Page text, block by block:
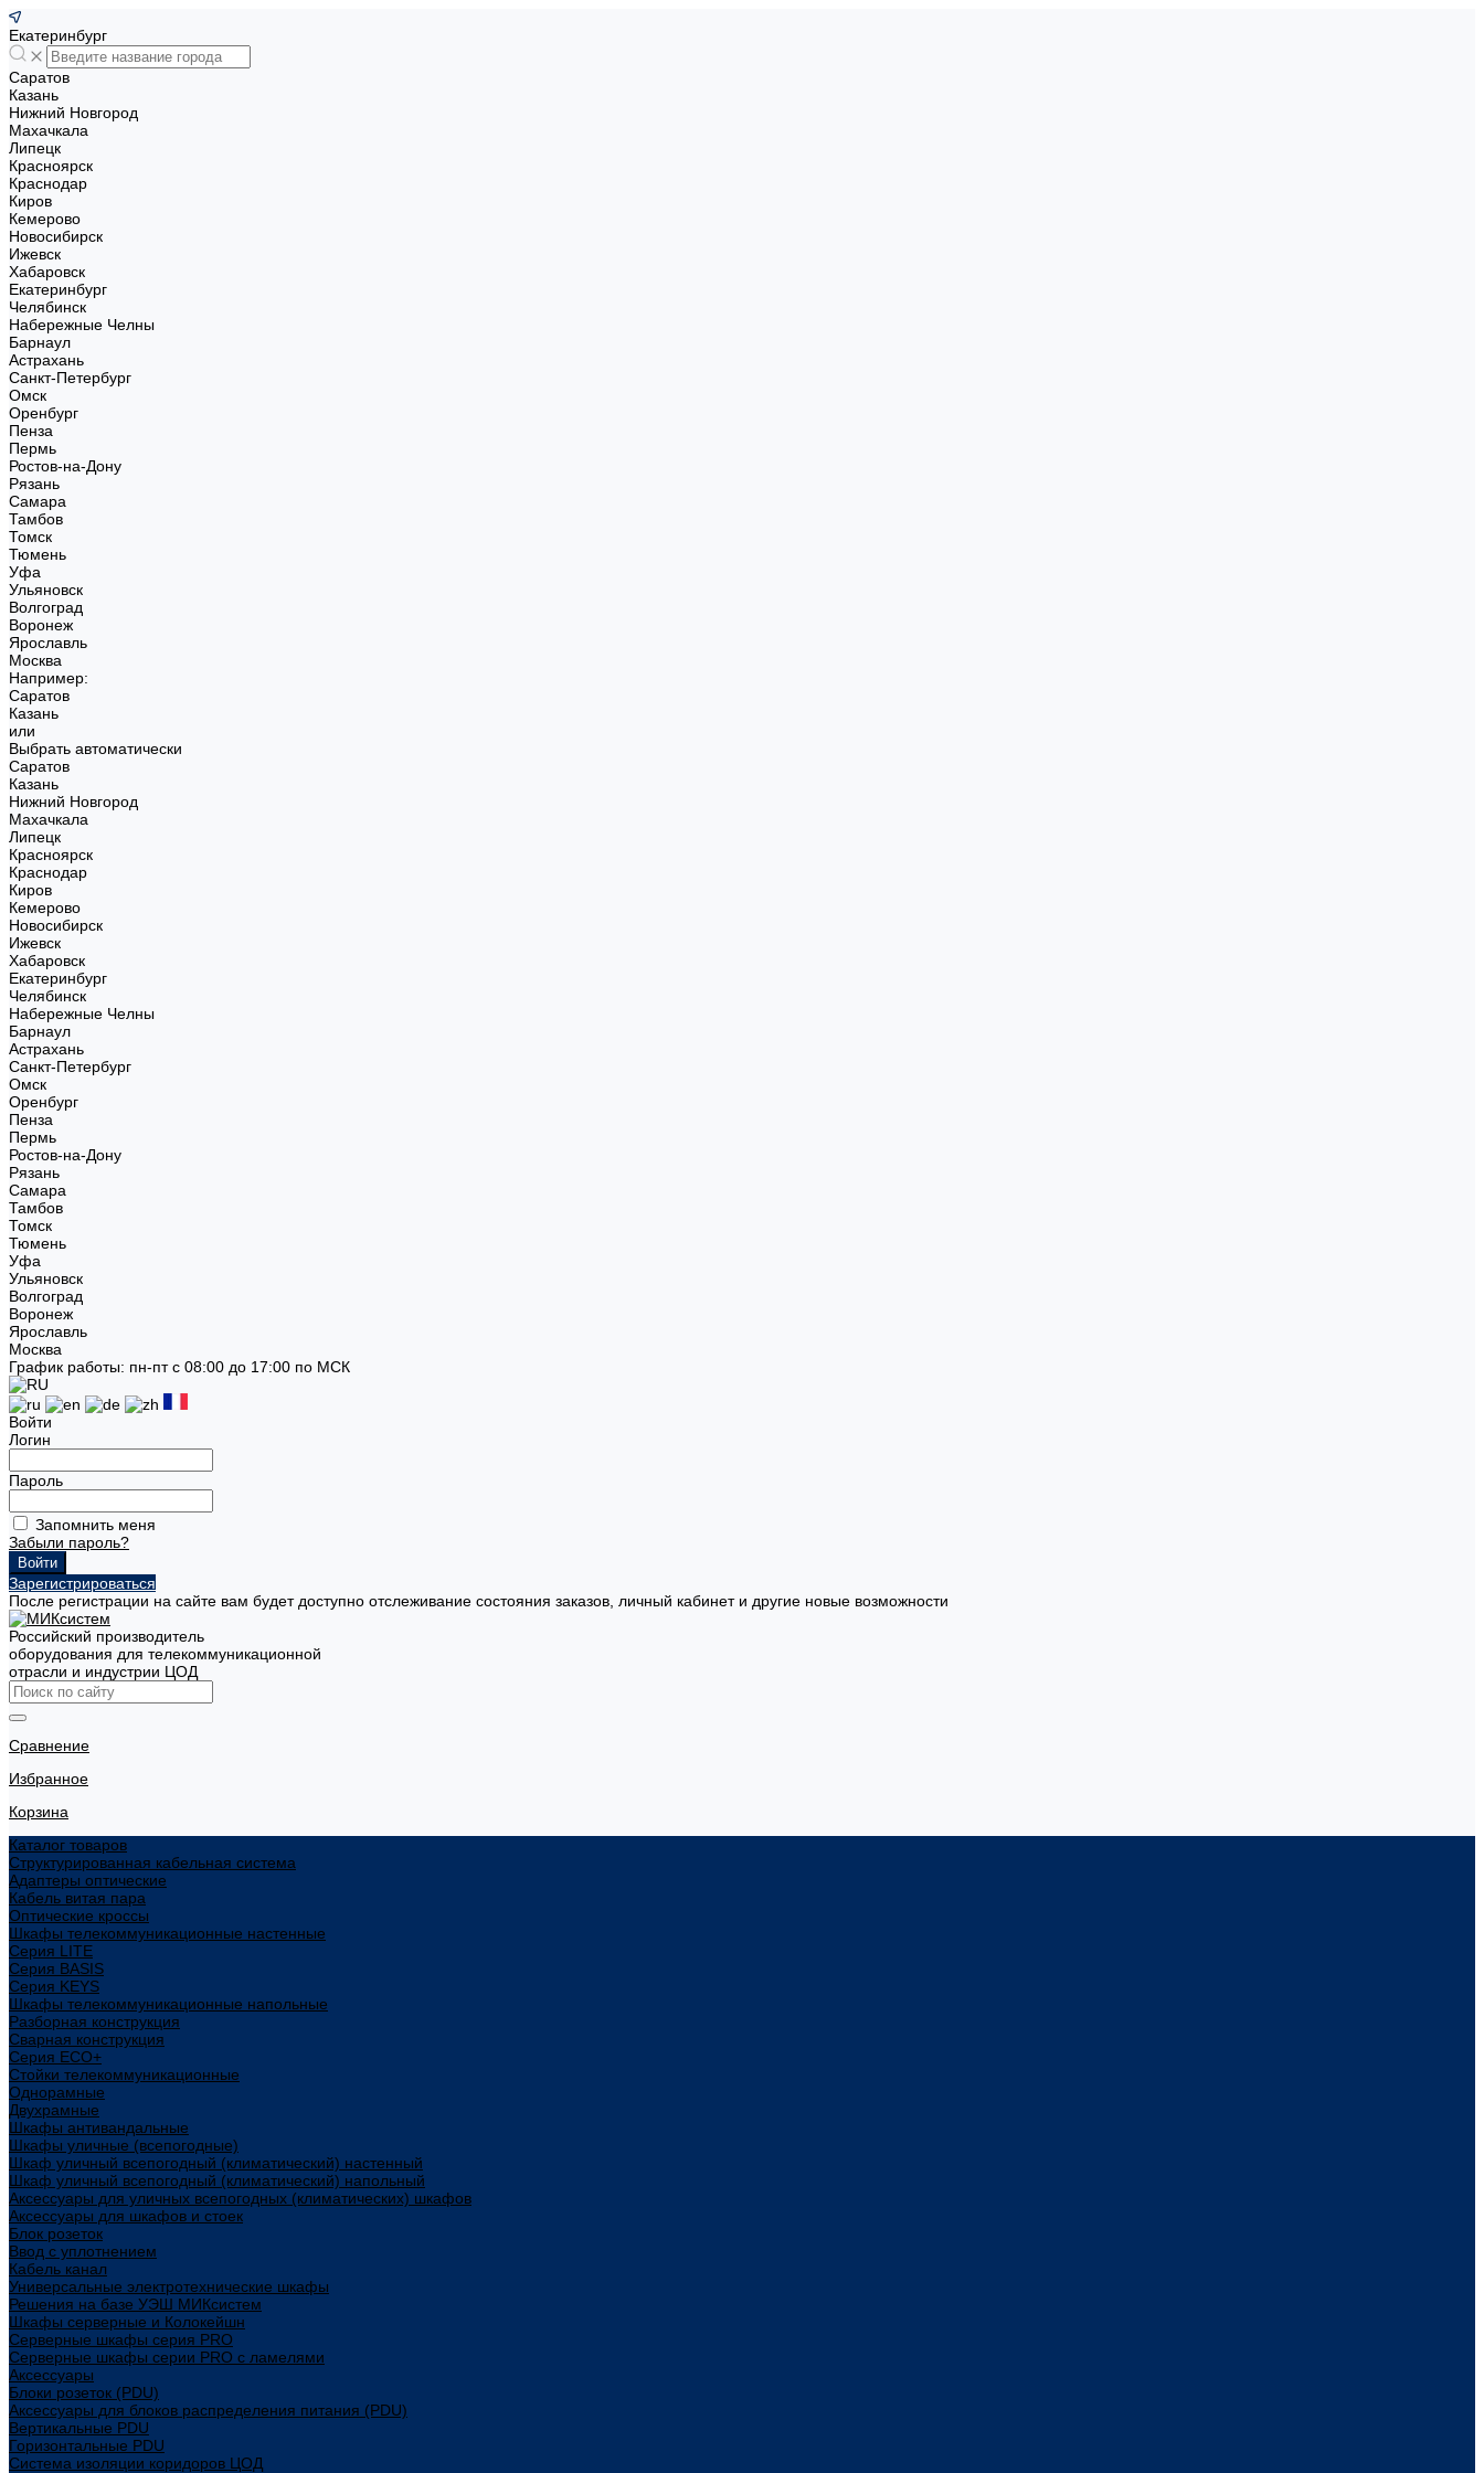
Екатеринбург
Саратов
Казань
Нижний Новгород
Махачкала
Липецк
Красноярск
Краснодар
Киров
Кемерово
Новосибирск
Ижевск
Хабаровск
Екатеринбург
Челябинск
Набережные Челны
Барнаул
Астрахань
Санкт-Петербург
Омск
Оренбург
Пенза
Пермь
Ростов-на-Дону
Рязань
Самара
Тамбов
Томск
Тюмень
Уфа
Ульяновск
Волгоград
Воронеж
Ярославль
Москва
Например:
Саратов
Казань
или
Выбрать автоматически
Саратов
Казань
Нижний Новгород
Махачкала
Липецк
Красноярск
Краснодар
Киров
Кемерово
Новосибирск
Ижевск
Хабаровск
Екатеринбург
Челябинск
Набережные Челны
Барнаул
Астрахань
Санкт-Петербург
Омск
Оренбург
Пенза
Пермь
Ростов-на-Дону
Рязань
Самара
Тамбов
Томск
Тюмень
Уфа
Ульяновск
Волгоград
Воронеж
Ярославль
Москва
График работы: пн-пт с 08:00 до 17:00 по МСК
Войти
Логин
Пароль
Запомнить меня
Забыли пароль?
Зарегистрироваться
После регистрации на сайте вам будет доступно отслеживание состояния заказов, личный кабинет и другие новые возможности
Российский производитель
оборудования для телекоммуникационной
отрасли и индустрии ЦОД
Сравнение
Избранное
Корзина
Каталог товаров
Структурированная кабельная система
Адаптеры оптические
Кабель витая пара
Оптические кроссы
Шкафы телекоммуникационные настенные
Cерия LITE
Cерия BASIS
Cерия KEYS
Шкафы телекоммуникационные напольные
Разборная конструкция
Сварная конструкция
Серия ECO+
Стойки телекоммуникационные
Однорамные
Двухрамные
Шкафы антивандальные
Шкафы уличные (всепогодные)
Шкаф уличный всепогодный (климатический) настенный
Шкаф уличный всепогодный (климатический) напольный
Аксессуары для уличных всепогодных (климатических) шкафов
Аксессуары для шкафов и стоек
Блок розеток
Ввод с уплотнением
Кабель канал
Универсальные электротехнические шкафы
Решения на базе УЭШ МИКсистем
Шкафы серверные и Колокейшн
Серверные шкафы серия PRO
Серверные шкафы серии PRO с ламелями
Аксессуары
Блоки розеток (PDU)
Аксессуары для блоков распределения питания (PDU)
Вертикальные PDU
Горизонтальные PDU
Система изоляции коридоров ЦОД